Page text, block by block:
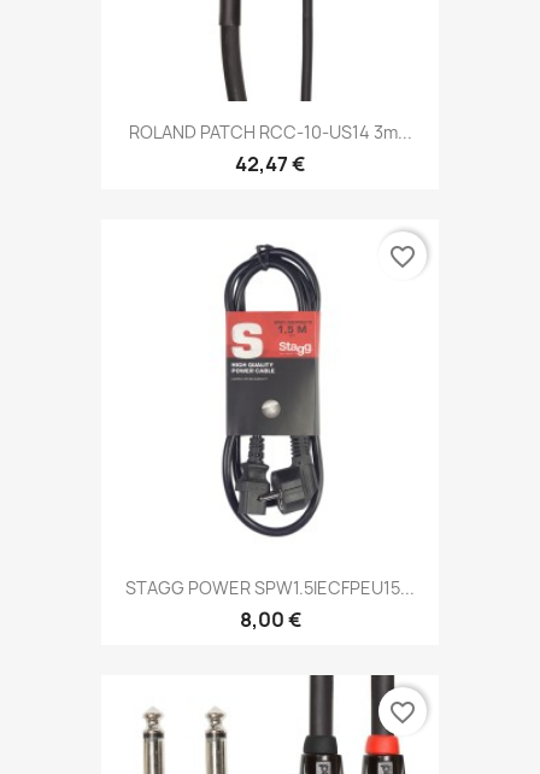
ROLAND PATCH RCC-10-US14 3m...
42,47 €
STAGG POWER SPW1.5IECFPEU15...
8,00 €
favorite_border
favorite_border